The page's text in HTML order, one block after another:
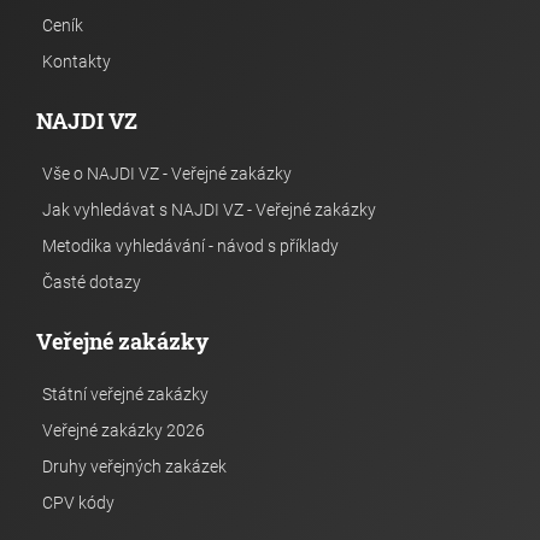
Ceník
Kontakty
NAJDI VZ
Vše o NAJDI VZ - Veřejné zakázky
Jak vyhledávat s NAJDI VZ - Veřejné zakázky
Metodika vyhledávání - návod s příklady
Časté dotazy
Veřejné zakázky
Státní veřejné zakázky
Veřejné zakázky 2026
Druhy veřejných zakázek
CPV kódy